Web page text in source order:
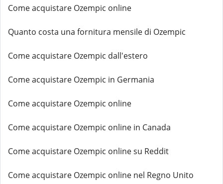
Come acquistare Ozempic online
Quanto costa una fornitura mensile di Ozempic
Come acquistare Ozempic dall'estero
Come acquistare Ozempic in Germania
Come acquistare Ozempic online
Come acquistare Ozempic online in Canada
Come acquistare Ozempic online su Reddit
Come acquistare Ozempic online nel Regno Unito